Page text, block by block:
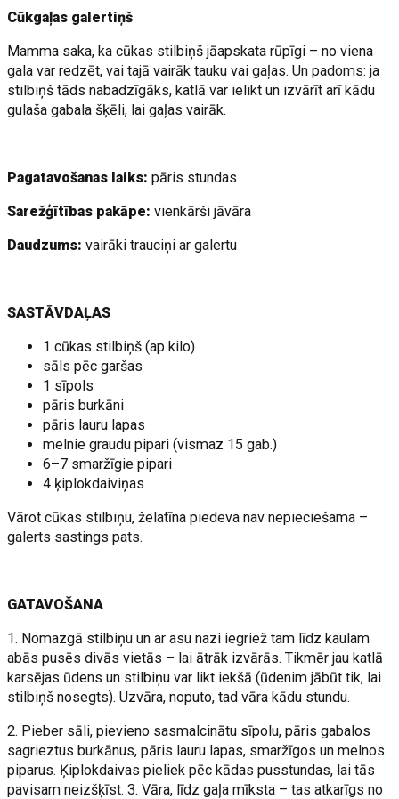
Cūkgaļas galertiņš
Mamma saka, ka cūkas stilbiņš jāapskata rūpīgi – no viena
gala var redzēt, vai tajā vairāk tauku vai gaļas. Un padoms: ja
stilbiņš tāds nabadzīgāks, katlā var ielikt un izvārīt arī kādu
gulaša gabala šķēli, lai gaļas vairāk.
Pagatavošanas laiks:pāris stundas
Sarežģītības pakāpe:vienkārši jāvāra
Daudzums:vairāki trauciņi ar galertu
SASTĀVDAĻAS
1 cūkas stilbiņš (ap kilo)
sāls pēc garšas
1 sīpols
pāris burkāni
pāris lauru lapas
melnie graudu pipari (vismaz 15 gab.)
6–7 smaržīgie pipari
4 ķiplokdaiviņas
Vārot cūkas stilbiņu, želatīna piedeva nav nepieciešama –
galerts sastings pats.
GATAVOŠANA
1. Nomazgā stilbiņu un ar asu nazi iegriež tam līdz kaulam
abās pusēs divās vietās – lai ātrāk izvārās. Tikmēr jau katlā
karsējas ūdens un stilbiņu var likt iekšā (ūdenim jābūt tik, lai
stilbiņš nosegts). Uzvāra, noputo, tad vāra kādu stundu.
2. Pieber sāli, pievieno sasmalcinātu sīpolu, pāris gabalos
sagrieztus burkānus, pāris lauru lapas, smaržīgos un melnos
piparus. Ķiplokdaivas pieliek pēc kādas pusstundas, lai tās
pavisam neizšķīst. 3. Vāra, līdz gaļa mīksta – tas atkarīgs no